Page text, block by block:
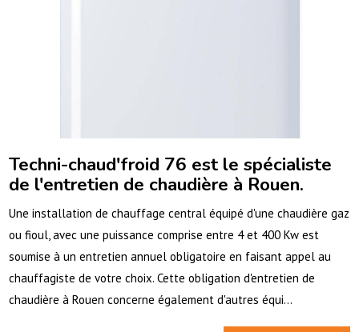
Techni-chaud'froid 76 est le spécialiste
de l'entretien de chaudière à Rouen.
Une installation de chauffage central équipé d'une chaudière gaz
ou fioul, avec une puissance comprise entre 4 et 400 Kw est
soumise à un entretien annuel obligatoire en faisant appel au
chauffagiste de votre choix. Cette obligation d'entretien de
chaudière à Rouen concerne également d'autres équi...